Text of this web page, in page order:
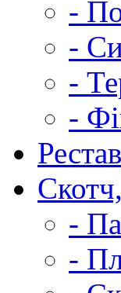
-
-
-
-
-
-